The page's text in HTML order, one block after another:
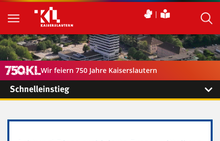
Wir feiern 750 Jahre Kaiserslautern
Schnelleinstieg